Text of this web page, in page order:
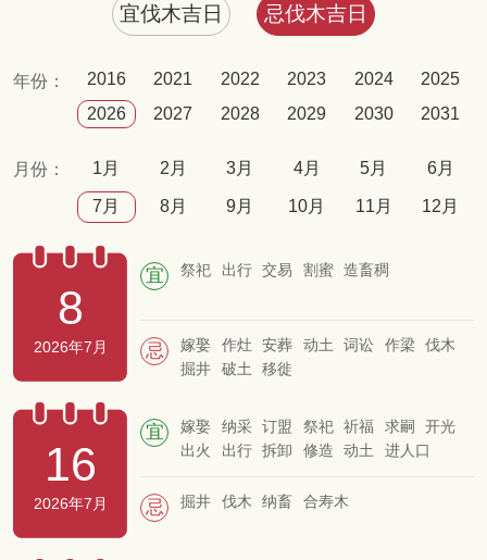
宜伐木吉日 忌伐木吉日
年份： 2016 2021 2022 2023 2024
2025
2026
2027 2028 2029 2030 2031
月份： 1月 2月 3月 4月 5月 6月
7月 8月 9月 10月 11月 12月
8
2026年7月
宜 祭祀 出行 交易 割蜜 造畜稠
忌 嫁娶 作灶 安葬 动土 词讼 作梁
伐木
掘井
破土 移徙
16
2026年7月
宜 嫁娶 纳采 订盟 祭祀 祈福 求嗣
开光
出火
出行 拆卸 修造 动土
进人口
栽种
入殓 破土 谢土 安葬
忌 掘井 伐木 纳畜 合寿木